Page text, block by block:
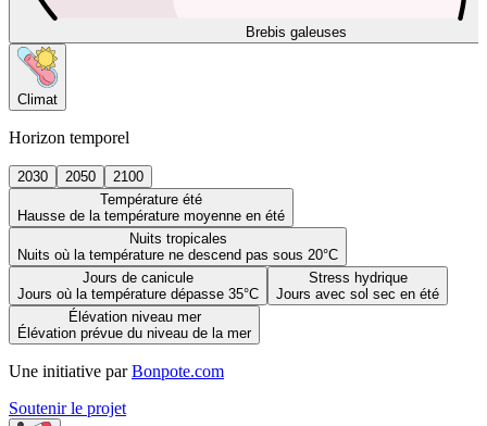
Brebis galeuses
Climat
Horizon temporel
2030 2050
2100
Température été
Hausse de la température moyenne en été
Nuits tropicales
Nuits où la température ne descend pas sous 20°C
Jours de canicule
Jours où la température dépasse 35°C
Stress hydrique
Jours avec sol sec en été
Élévation niveau mer
Élévation prévue du niveau de la mer
Une initiative par Bonpote.com
Soutenir le projet